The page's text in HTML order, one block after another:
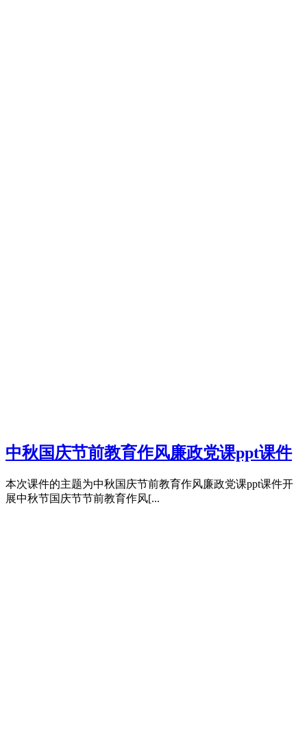
中秋国庆节前教育作风廉政党课ppt课件
本次课件的主题为中秋国庆节前教育作风廉政党课ppt课件开
展中秋节国庆节节前教育作风[...